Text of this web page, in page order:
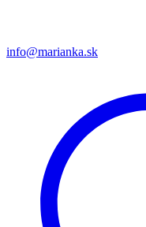
info@marianka.sk